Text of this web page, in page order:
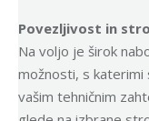
Povezljivost in
Na voljo je širok
možnosti, s katerimi
vašim tehničnim